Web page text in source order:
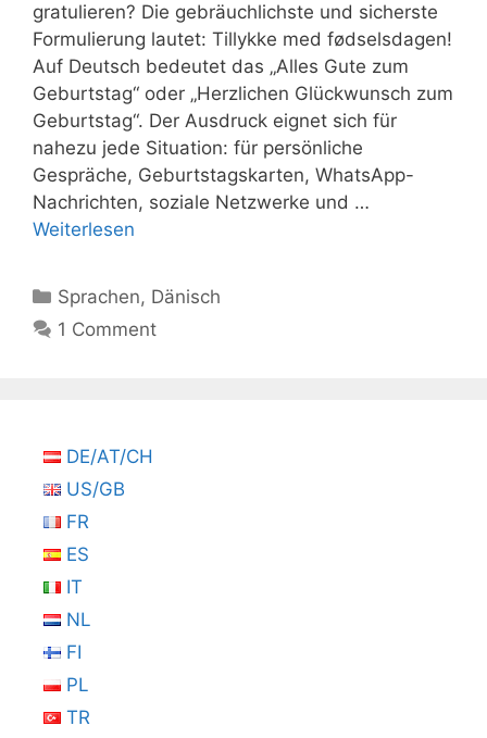
gratulieren? Die gebräuchlichste und sicherste
Formulierung lautet: Tillykke med fødselsdagen!
Auf Deutsch bedeutet das „Alles Gute zum
Geburtstag“ oder „Herzlichen Glückwunsch zum
Geburtstag“. Der Ausdruck eignet sich für
nahezu jede Situation: für persönliche
Gespräche, Geburtstagskarten, WhatsApp-
Nachrichten, soziale Netzwerke und …
Weiterlesen
Kategorien
Sprachen, Dänisch
1 Comment
DE/AT/CH
US/GB
FR
ES
IT
NL
FI
PL
TR